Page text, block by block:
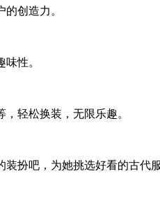
创造力。
性。
轻松换装，无限乐趣。
扮吧，为她挑选好看的古代